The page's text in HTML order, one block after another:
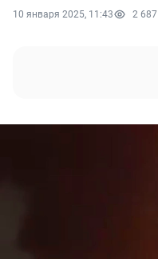
10 января 2025, 11:43 2 687